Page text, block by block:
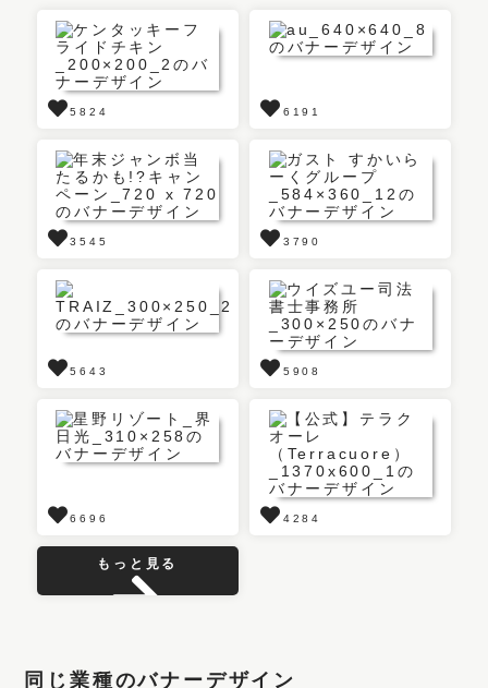
5824 6191
3545 3790
5643 5908
6696 4284
もっと見る
同じ業種のバナーデザイン